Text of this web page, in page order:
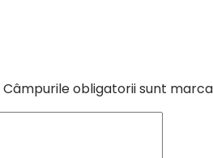
Câmpurile obligatorii sunt